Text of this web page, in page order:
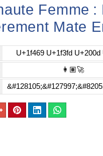
Femme :
Mate
U+1f469 U+1f3fd U+200d
👩🏽‍🚀